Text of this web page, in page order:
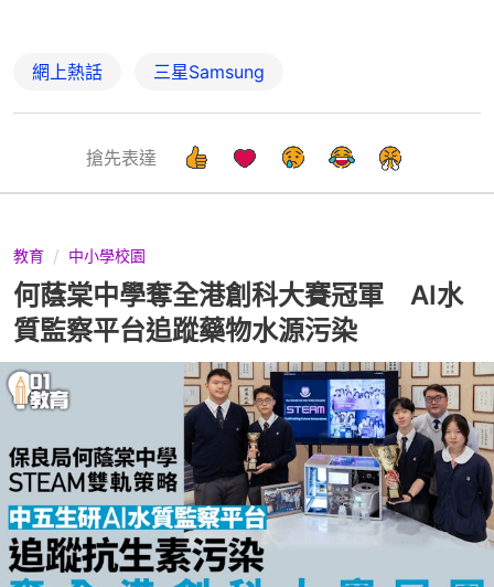
網上熱話 三星Samsung
搶先表達
教育 中小學校園
何蔭棠中學奪全港創科大賽冠軍 AI水
質監察平台追蹤藥物水源污染